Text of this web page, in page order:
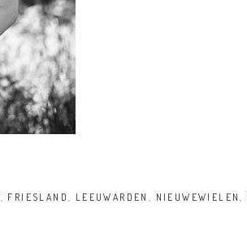
FRIESLAND LEEUWARDEN NIEUWEWIELEN